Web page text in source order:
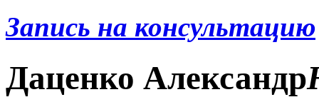
Запись на консультацию
Даценко Александр